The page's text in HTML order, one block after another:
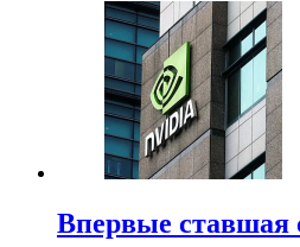
Впервые ставшая